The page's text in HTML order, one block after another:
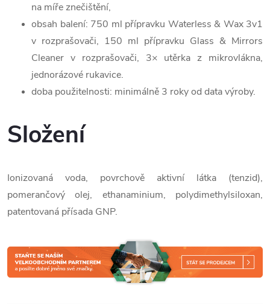
na míře znečištění,
obsah balení: 750 ml přípravku Waterless & Wax 3v1
v rozprašovači, 150 ml přípravku Glass & Mirrors
Cleaner v rozprašovači, 3× utěrka z mikrovlákna,
jednorázové rukavice.
doba použitelnosti: minimálně 3 roky od data výroby.
Složení
Ionizovaná voda, povrchově aktivní látka (tenzid),
pomerančový olej, ethanaminium, polydimethylsiloxan,
patentovaná přísada GNP.